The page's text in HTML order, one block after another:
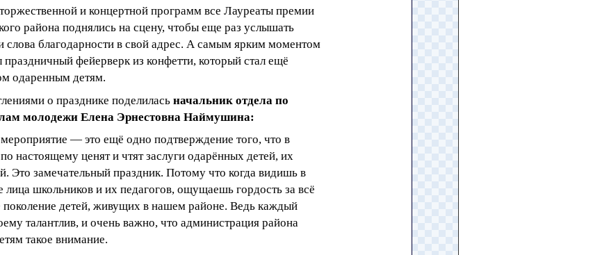
и концертной программ все Лауреаты премии
района поднялись на сцену, чтобы еще раз услышать
слова благодарности в свой адрес. А самым ярким моментом
праздничный фейерверк из конфетти, который стал ещё
одаренным детям.
о празднике поделилась начальник отдела по
молодежи Елена Эрнестовна Наймушина:
— это ещё одно подтверждение того, что в
настоящему ценят и чтят заслуги одарённых детей, их
Это замечательный праздник. Потому что когда видишь в
лица школьников и их педагогов, ощущаешь гордость за всё
детей, живущих в нашем районе. Ведь каждый
талантлив, и очень важно, что администрация района
такое внимание.